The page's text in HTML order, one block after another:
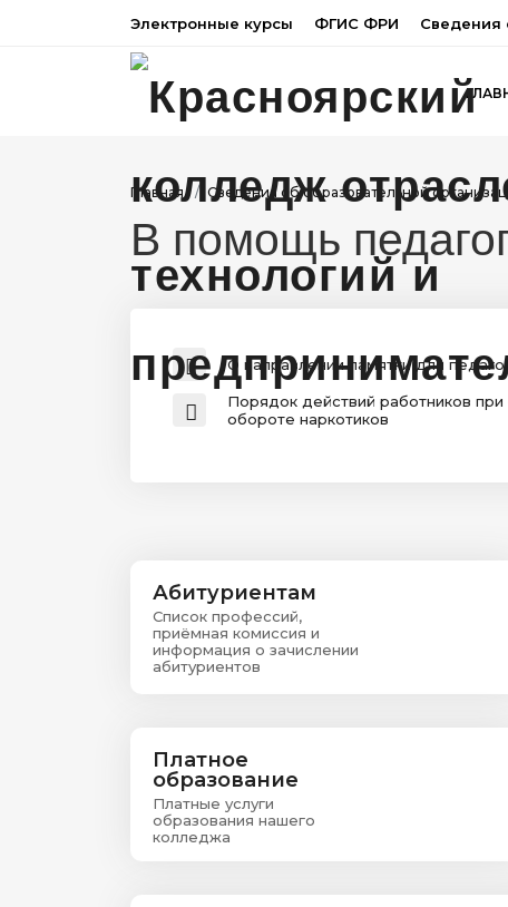
Электронные курсы ФГИС ФРИ Сведения
Главная Сведения об образовательной
В помощь
О направлении памятки для
Порядок действий работников
обороте наркотиков
Абитуриентам
Список профессий,
приёмная комиссия и
информация о зачислении
абитуриентов
Платное
образование
Платные услуги
образования нашего
колледжа